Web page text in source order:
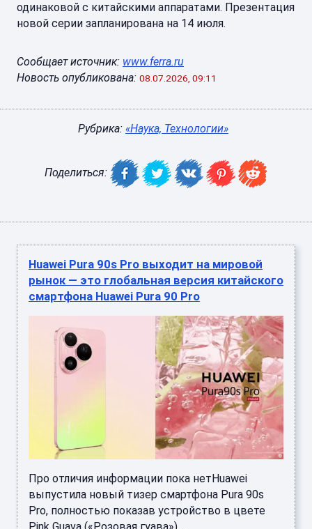
одинаковой с китайскими аппаратами. Презентация
новой серии запланирована на 14 июля.
Сообщает источник: www.ferra.ru
Новость опубликована: 08.07.2026, 09:11
Рубрика: «Наука, Технологии»
Поделиться:
Huawei Pura 90s Pro выходит на мировой
рынок — это глобальная версия китайского
смартфона Huawei Pura 90 Pro
Про отличия информации пока нетHuawei
выпустила новый тизер смартфона Pura 90s
Pro, полностью показав устройство в цвете